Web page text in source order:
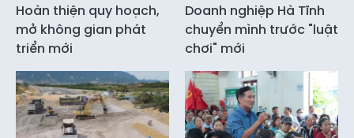
Hoàn thiện quy hoạch,
mở không gian phát
triển mới
Doanh nghiệp Hà Tĩnh
chuyển mình trước "luật
chơi" mới